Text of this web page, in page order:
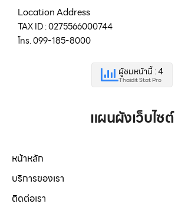
Location Address
TAX ID : 0275566000744
โทร. 099-185-8000
ผู้ชมหน้านี้ : 4
Thaidit Stat Pro
แผนผังเว็บไซต์
หน้าหลัก
บริการของเรา
ติดต่อเรา